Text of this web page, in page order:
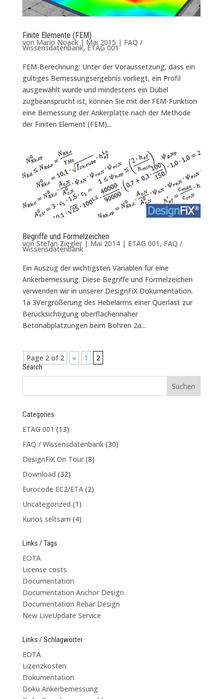
Finite Elemente (FEM)
von Mario Noack| Mai 2015 | FAQ /
Wissensdatenbank,ETAG 001
FEM-Berechnung: Unter der Voraussetzung, dass ein
gültiges Bemessungsergebnis vorliegt, ein Profil
ausgewählt wurde und mindestens ein Dübel
zugbeansprucht ist, können Sie mit der FEM-Funktion
eine Bemessung der Ankerplatte nach der Methode
der Finiten Element (FEM)...
Begriffe und Formelzeichen
von Stefan Ziegler| Mai 2014| ETAG 001 , FAQ /
Wissensdatenbank
Ein Auszug der wichtigsten Variablen für eine
Ankerbemessung. Diese Begriffe und Formelzeichen
verwenden wir in unserer DesignFiX Dokumentation.
1a 3Vergrößerung des Hebelarms einer Querlast zur
Berücksichtigung oberflächennaher
Betonabplatzungen beim Bohren 2a...
Page 2 of 2 « 1 2
Search
Categories
ETAG 001 (13)
FAQ / Wissensdatenbank(30)
DesignFiX On Tour(8)
Download (32)
Eurocode EC2/ETA(2)
Uncategorized (1)
Kurios seltsam (4)
Links / Tags
EOTA
License costs
Documentation
Documentation Anchor Design
Documentation Rebar Design
New LiveUpdate Service
Links / Schlagwörter
EOTA
Lizenzkosten
Dokumentation
Doku Ankerbemessung